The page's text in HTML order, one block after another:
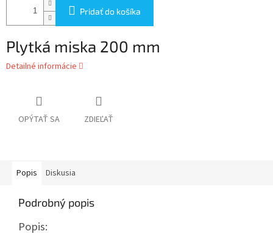
Pridať do košíka
Plytká miska 200 mm
Detailné informácie
OPÝTAŤ SA ZDIEĽAŤ
Popis Diskusia
Podrobný popis
Popis: